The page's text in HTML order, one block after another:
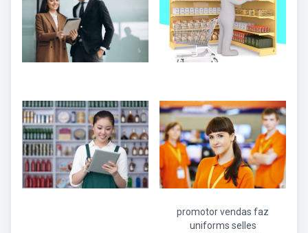
promotor vendas faz
uniforms selles